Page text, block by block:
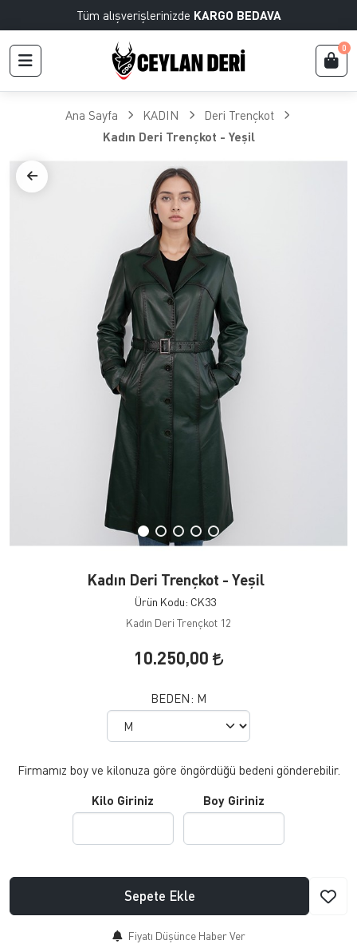
Tüm alışverişlerinizde KARGO BEDAVA
0
Ana Sayfa KADIN
Deri Trençkot
Kadın Deri Trençkot - Yeşil
Kadın Deri Trençkot - Yeşil
Ürün Kodu: CK33
Kadın Deri Trençkot 12
10.250,00
BEDEN: M
Firmamız boy ve kilonuza göre öngördüğü bedeni gönderebilir.
Kilo Giriniz Boy Giriniz
Sepete Ekle
Fiyatı Düşünce Haber Ver